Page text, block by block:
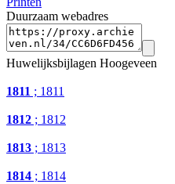
Duurzaam webadres
Huwelijksbijlagen Hoogeveen
1811 ; 1811
1812 ; 1812
1813 ; 1813
1814 ; 1814